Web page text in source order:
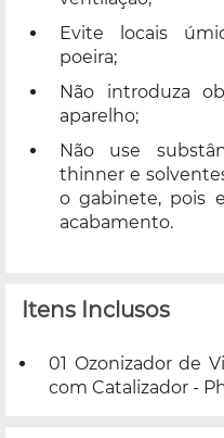
Evite locais
poeira;
Não introduza
aparelho;
Não use
thinner e
o gabinete, pois
acabamento.
Itens Inclusos
01 Ozonizador de
com Catalizador -